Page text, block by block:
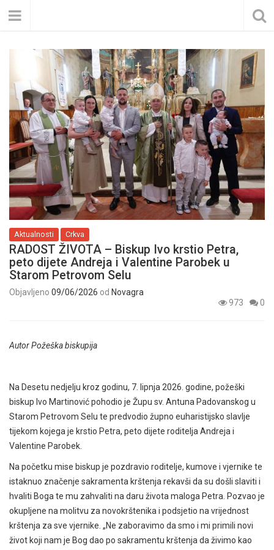
Aktualnosti Crkva
RADOST ŽIVOTA – Biskup Ivo krstio Petra,
peto dijete Andreja i Valentine Parobek u
Starom Petrovom Selu
Objavljeno 09/06/2026 od Novagra
973
0
Autor Požeška biskupija
Na Desetu nedjelju kroz godinu, 7. lipnja 2026. godine, požeški
biskup Ivo Martinović pohodio je Župu sv. Antuna Padovanskog u
Starom Petrovom Selu te predvodio župno euharistijsko slavlje
tijekom kojega je krstio Petra, peto dijete roditelja Andreja i
Valentine Parobek.
Na početku mise biskup je pozdravio roditelje, kumove i vjernike te
istaknuo značenje sakramenta krštenja rekavši da su došli slaviti i
hvaliti Boga te mu zahvaliti na daru života maloga Petra. Pozvao je
okupljene na molitvu za novokrštenika i podsjetio na vrijednost
krštenja za sve vjernike. „Ne zaboravimo da smo i mi primili novi
život koji nam je Bog dao po sakramentu krštenja da živimo kao